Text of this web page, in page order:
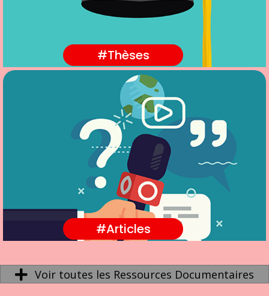
#Thèses
#Articles
Voir toutes les Ressources Documentaires